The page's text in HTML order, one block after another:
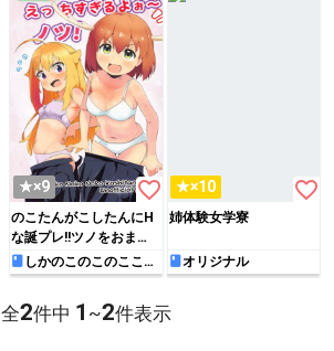
★×9 favorite_border
のこたんがこしたんにH
な誕プレ!!ツノをおま◯
こに挿入して処女を卒業
させてあげる♡
しかのこのこのここし
たんたん
★×10 favorite_border
姉体験女学寮
オリジナル
全2件中 1 ~2件表示